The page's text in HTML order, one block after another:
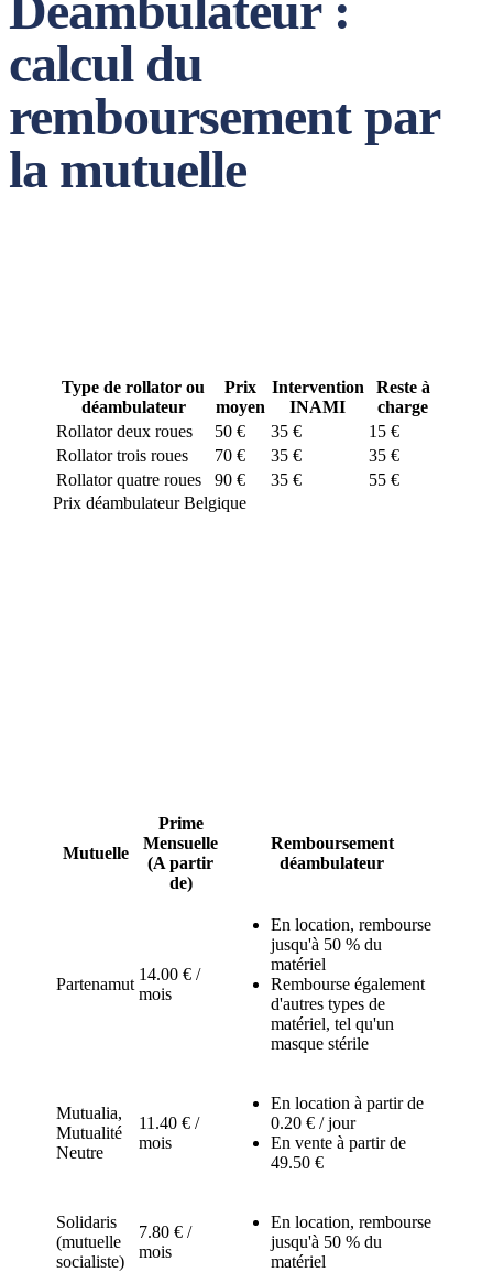
calcul du
remboursement par
la mutuelle
Type de rollator ou
déambulateur
Prix
moyen
Intervention
INAMI
Reste à
charge
Rollator deux roues
50 € 35 €
15 €
Rollator trois roues
70 € 35 €
35 €
Rollator quatre roues
90 € 35 €
55 €
Prix déambulateur Belgique
Mutuelle
Prime
Mensuelle
(A partir
de)
Remboursement
déambulateur
Partenamut
14.00 € /
mois
En location, rembourse
jusqu'à 50 % du
matériel
Rembourse également
d'autres types de
matériel, tel qu'un
masque stérile
Mutualia,
Mutualité
Neutre
11.40 € /
mois
En location à partir de
0.20 € / jour
En vente à partir de
49.50 €
Solidaris
(mutuelle
socialiste)
7.80 € /
mois
En location, rembourse
jusqu'à 50 % du
matériel